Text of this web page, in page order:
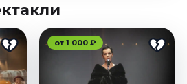
от 1 000 ₽